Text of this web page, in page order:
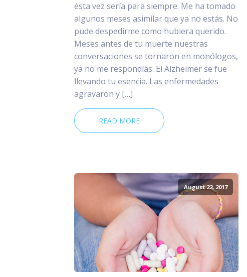
ésta vez sería para siempre. Me ha tomado
algunos meses asimilar que ya no estás. No
pude despedirme como hubiera querido.
Meses antes de tu muerte nuestras
conversaciones se tornaron en monólogos,
ya no me respondías. El Alzheimer se fue
llevando tu esencia. Las enfermedades
agravaron y […]
READ MORE
August 22, 2017